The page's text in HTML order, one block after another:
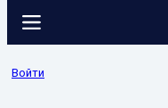
Войти